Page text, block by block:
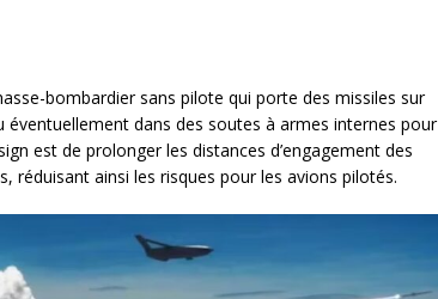
bombardier sans pilote qui porte des missiles sur
dans des soutes à armes internes pour
est de prolonger les distances d’engagement des
réduisant ainsi les risques pour les avions pilotés.